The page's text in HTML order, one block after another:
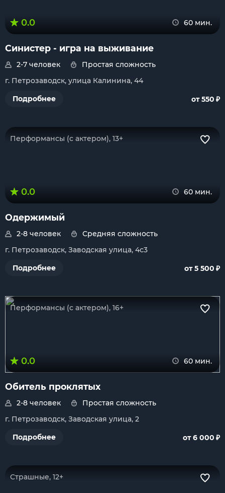
0.0 60 мин.
Синистер - игра на выживание
2-7 человек
Простая сложность
г. Петрозаводск, улица Калинина, 44
Подробнее
от 550 ₽
Перформансы (с актером), 13+
0.0 60 мин.
Одержимый
2-8 человек
Средняя сложность
г. Петрозаводск, Заводская улица, 4с3
Подробнее
от 5 500 ₽
Перформансы (с актером), 16+
0.0 60 мин.
Обитель проклятых
2-8 человек
Простая сложность
г. Петрозаводск, Заводская улица, 2
Подробнее
от 6 000 ₽
Страшные, 12+